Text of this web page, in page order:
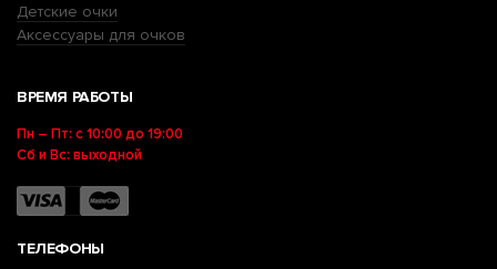
Детские очки
Аксессуары для очков
ВРЕМЯ РАБОТЫ
Пн – Пт: с 10:00 до 19:00
Сб и Вс: выходной
ТЕЛЕФОНЫ